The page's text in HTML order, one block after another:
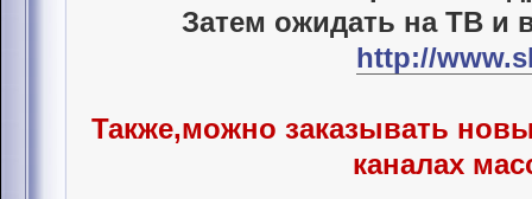
Затем ожидать на ТВ и
http://
Также,можно заказывать
каналах